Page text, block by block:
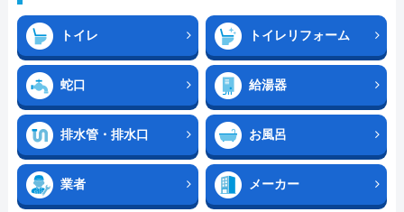
トイレ トイレリフォーム
蛇口 給湯器
排水管・排水口 お風呂
業者 メーカー